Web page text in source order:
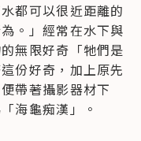
都可以很近距離的
。」經常在水下與
無限好奇「牠們是
份好奇，加上原先
帶著攝影器材下
海龜痴漢」。